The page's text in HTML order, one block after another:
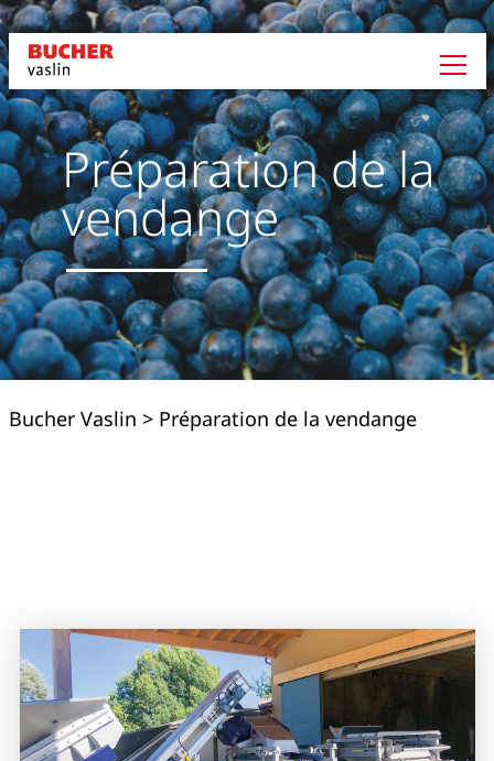
Préparation de la
vendange
Bucher Vaslin > Préparation de la vendange